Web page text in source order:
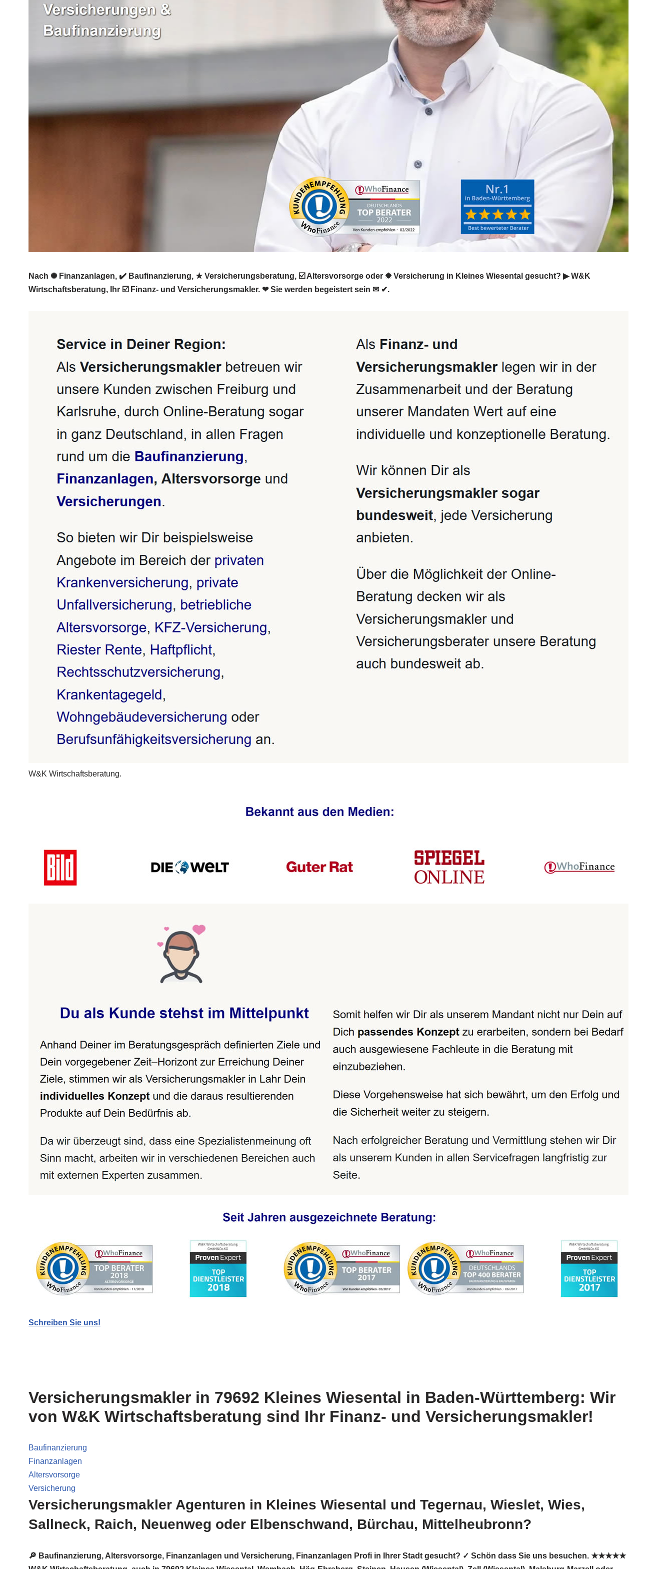
Nach ✺ Finanzanlagen, ✔️ Baufinanzierung, ★ Versicherungsberatung, ☑️ Altersvorsorge oder ✹ Versicherung in Kleines Wiesental gesucht? ▶︎ W&K
Wirtschaftsberatung, Ihr ☑️ Finanz- und Versicherungsmakler. ❤ Sie werden begeistert sein ✉ ✔.
W&K Wirtschaftsberatung.
Schreiben Sie uns!
Versicherungsmakler in 79692 Kleines Wiesental in Baden-Württemberg: Wir
von W&K Wirtschaftsberatung sind Ihr Finanz- und Versicherungsmakler!
Baufinanzierung
Finanzanlagen
Altersvorsorge
Versicherung
Versicherungsmakler Agenturen in Kleines Wiesental und Tegernau, Wieslet, Wies,
Sallneck, Raich, Neuenweg oder Elbenschwand, Bürchau, Mittelheubronn?
🔎 Baufinanzierung, Altersvorsorge, Finanzanlagen und Versicherung, Finanzanlagen Profi in Ihrer Stadt gesucht? ✓ Schön dass Sie uns besuchen. ★★★★★